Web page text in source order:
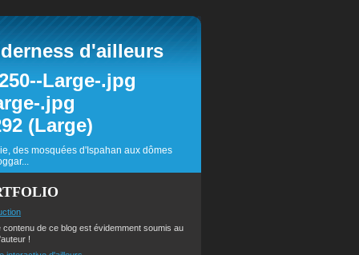
d'ailleurs
des mosquées d'Ispahan aux dômes
contenu de ce blog est évidemment soumis au
!